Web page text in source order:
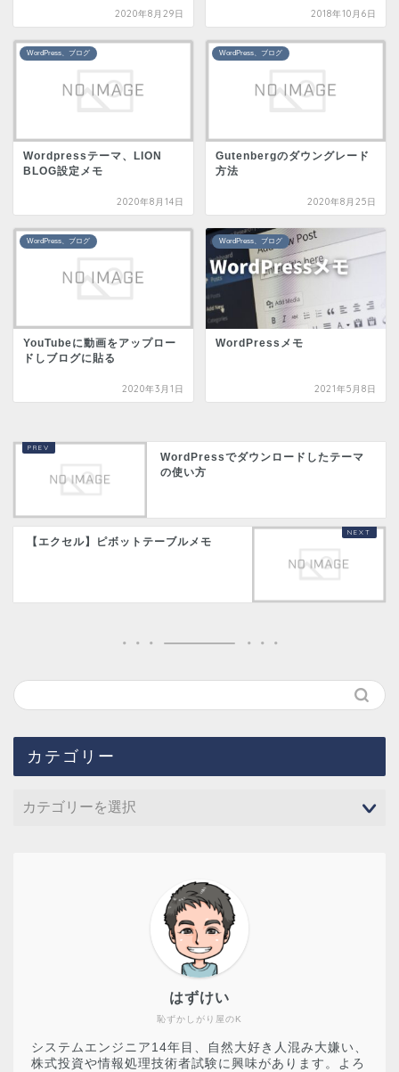
2020年8月29日 2018年10月6日
WordPress、ブログ
Wordpressテーマ、LION
BLOG設定メモ
2020年8月14日
WordPress、ブログ
Gutenbergのダウングレード
方法
2020年8月25日
WordPress、ブログ
YouTubeに動画をアップロー
ドしブログに貼る
2020年3月1日
WordPress、ブログ
WordPressメモ
2021年5月8日
WordPressでダウンロードしたテーマ
の使い方
【エクセル】ピボットテーブルメモ
カテゴリー
恥ずかしがり屋のK
はずけい
システムエンジニア14年目、自然大好き人混み大嫌い、
株式投資や情報処理技術者試験に興味があります。よろ